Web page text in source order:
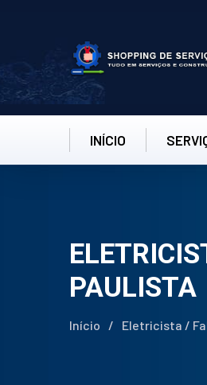
INÍCIO
PAULISTA
Início / Eletricista /